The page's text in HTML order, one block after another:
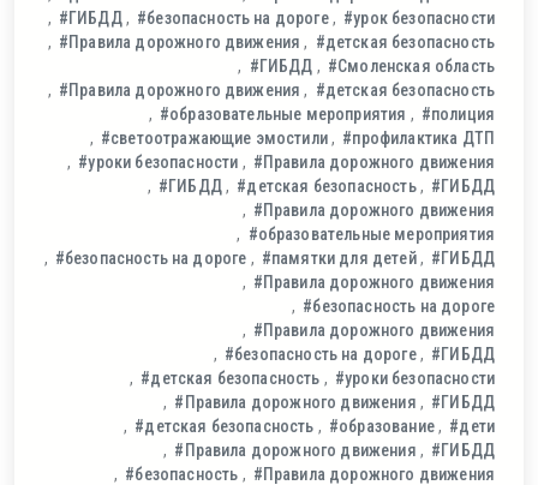
#ГИБДД
#безопасность на дороге
#урок безопасности
#Правила дорожного движения
#детская безопасность
#ГИБДД
#Смоленская область
#Правила дорожного движения
#детская безопасность
#образовательные мероприятия
#полиция
#светоотражающие эмостили
#профилактика ДТП
#уроки безопасности
#Правила дорожного движения
#ГИБДД
#детская безопасность
#ГИБДД
#Правила дорожного движения
#образовательные мероприятия
#безопасность на дороге
#памятки для детей
#ГИБДД
#Правила дорожного движения
#безопасность на дороге
#Правила дорожного движения
#безопасность на дороге
#ГИБДД
#детская безопасность
#уроки безопасности
#Правила дорожного движения
#ГИБДД
#детская безопасность
#образование
#дети
#Правила дорожного движения
#ГИБДД
#безопасность
#Правила дорожного движения